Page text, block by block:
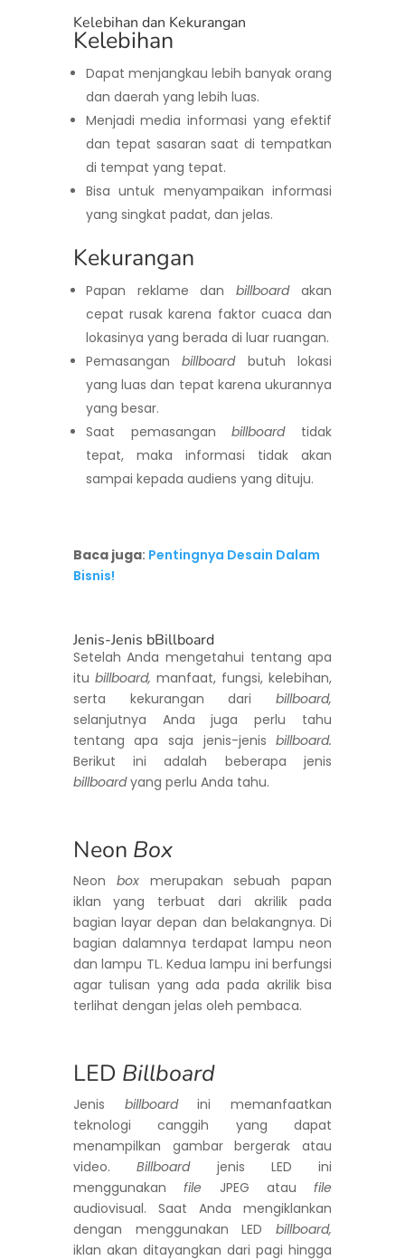
Kelebihan dan Kekurangan
Kelebihan
Dapat menjangkau lebih banyak orang
dan daerah yang lebih luas.
Menjadi media informasi yang efektif
dan tepat sasaran saat di tempatkan
di tempat yang tepat.
Bisa untuk menyampaikan informasi
yang singkat padat, dan jelas.
Kekurangan
Papan reklame danbillboardakan
cepat rusak karena faktor cuaca dan
lokasinya yang berada di luar ruangan.
Pemasanganbillboardbutuh lokasi
yang luas dan tepat karena ukurannya
yang besar.
Saat pemasanganbillboardtidak
tepat, maka informasi tidak akan
sampai kepada audiens yang dituju.
Baca juga: Pentingnya Desain Dalam
Bisnis!
Jenis-Jenis bBillboard
Setelah Anda mengetahui tentang apa
itu billboard, manfaat, fungsi, kelebihan,
serta kekurangan daribillboard,
selanjutnya Anda juga perlu tahu
tentang apa saja jenis-jenisbillboard.
Berikut ini adalah beberapa jenis
billboardyang perlu Anda tahu.
Neon Box
Neon boxmerupakan sebuah papan
iklan yang terbuat dari akrilik pada
bagian layar depan dan belakangnya. Di
bagian dalamnya terdapat lampu neon
dan lampu TL. Kedua lampu ini berfungsi
agar tulisan yang ada pada akrilik bisa
terlihat dengan jelas oleh pembaca.
LED Billboard
Jenis billboardini memanfaatkan
teknologi canggih yang dapat
menampilkan gambar bergerak atau
video.Billboardjenis LED ini
menggunakanfile JPEG ataufile
audiovisual. Saat Anda mengiklankan
dengan menggunakan LEDbillboard,
iklan akan ditayangkan dari pagi hingga